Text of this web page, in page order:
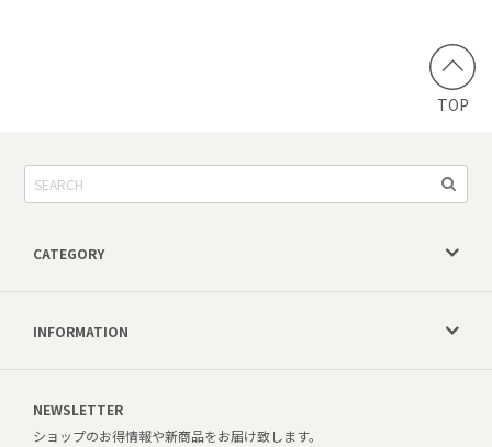
TOP
CATEGORY
INFORMATION
NEWSLETTER
ショップのお得情報や新商品をお届け致します。